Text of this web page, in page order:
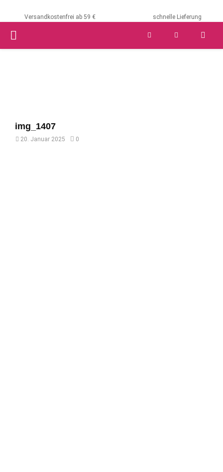
Versandkostenfrei ab 59 € schnelle Lieferung
PRIMARY
img_1407
20. Januar 2025 0